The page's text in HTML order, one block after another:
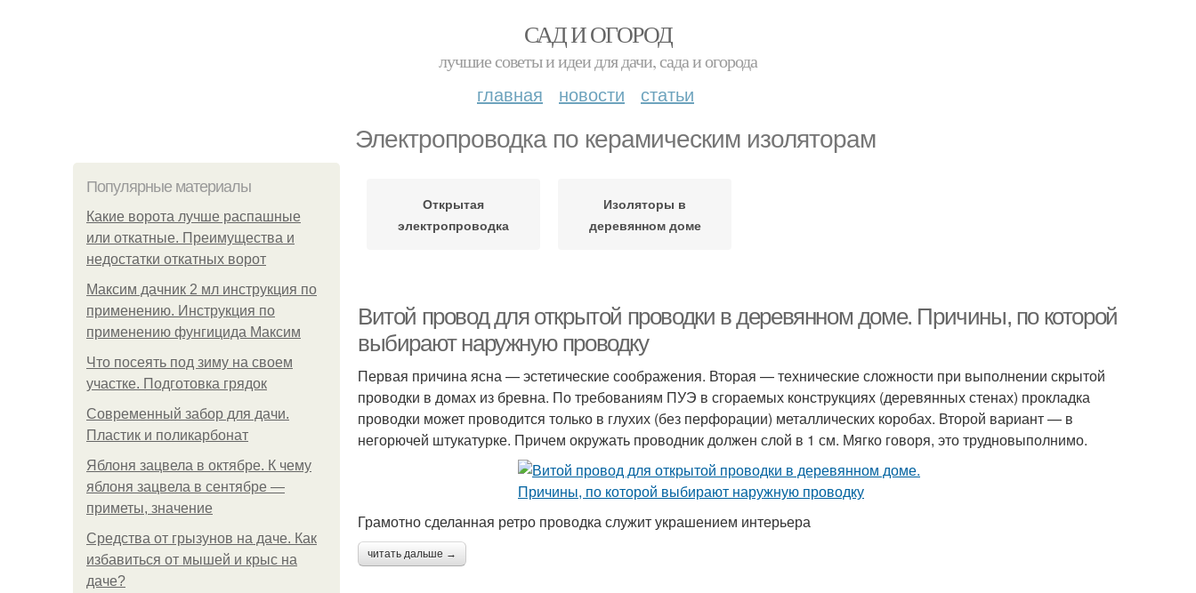
САД И ОГОРОД
лучшие советы и идеи для дачи, сада и огорода
главная новости статьи
Электропроводка по керамическим изоляторам
Популярные материалы
Какие ворота лучше распашные
или откатные. Преимущества и
недостатки откатных ворот
Максим дачник 2 мл инструкция по
применению. Инструкция по
применению фунгицида Максим
Что посеять под зиму на своем
участке. Подготовка грядок
Современный забор для дачи.
Пластик и поликарбонат
Яблоня зацвела в октябре. К чему
яблоня зацвела в сентябре —
приметы, значение
Средства от грызунов на даче. Как
избавиться от мышей и крыс на
даче?
Открытая
электропроводка
Изоляторы в
деревянном доме
Витой провод для открытой проводки в деревянном доме. Причины, по которой
выбирают наружную проводку
Первая причина ясна — эстетические соображения. Вторая — технические сложности при выполнении скрытой
проводки в домах из бревна. По требованиям ПУЭ в сгораемых конструкциях (деревянных стенах) прокладка
проводки может проводится только в глухих (без перфорации) металлических коробах. Второй вариант — в
негорючей штукатурке. Причем окружать проводник должен слой в 1 см. Мягко говоря, это трудновыполнимо.
Грамотно сделанная ретро проводка служит украшением интерьера
читать дальше →